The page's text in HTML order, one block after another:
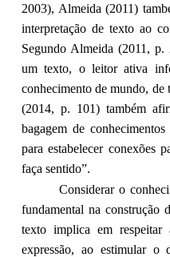
2003), Almeida (2011)
interpretação de texto ao
Segundo Almeida (2011,
um texto, o leitor ativa
conhecimento de mundo, de
(2014, p. 101) também
bagagem de
para estabelecer conexões
faça sentido”.
Considerar o
fundamental na construção
texto implica em
expressão, ao estimular o